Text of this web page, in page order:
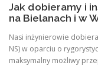
Jak dobieramy i
na Bielanach i w
Nasi inżynierowie
NS) w oparciu o
maksymalny możliwy